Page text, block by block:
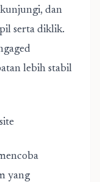
dan
serta diklik.
lebih stabil
yang